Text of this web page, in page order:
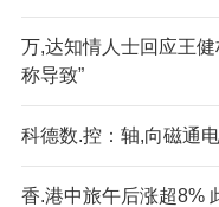
万,达知情人士回应王
称导致”
科德数.控：轴,向磁通
香.港中旅午后涨超8%